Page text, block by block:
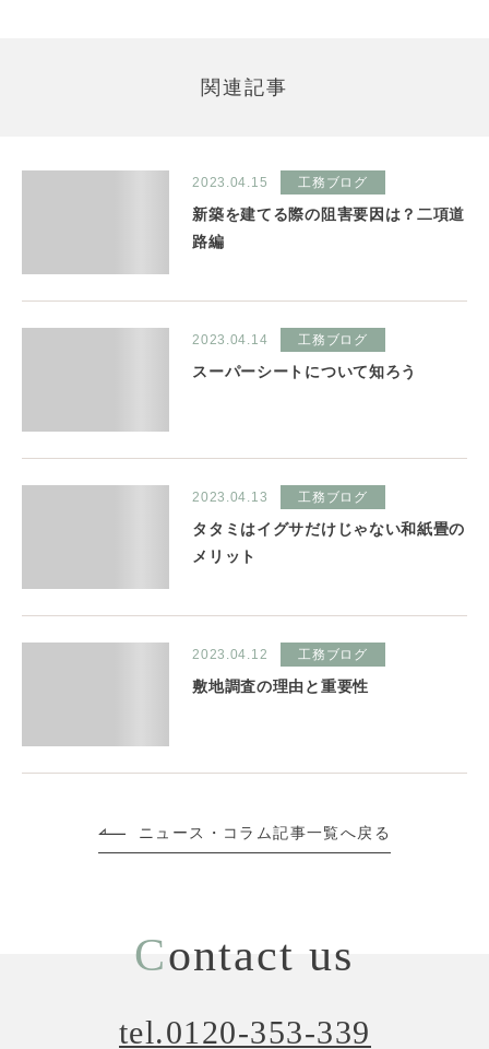
関連記事
2023.04.15 工務ブログ
新築を建てる際の阻害要因は？二項道
路編
2023.04.14 工務ブログ
スーパーシートについて知ろう
2023.04.13 工務ブログ
タタミはイグサだけじゃない和紙畳の
メリット
2023.04.12 工務ブログ
敷地調査の理由と重要性
ニュース・コラム記事一覧へ戻る
Contact us
tel.0120-353-339